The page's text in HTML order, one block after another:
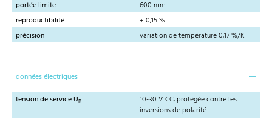
portée limite
600 mm
reproductibilité
± 0,15 %
précision
variation de température 0,17 %/K
données électriques
tension de service UB
10-30 V CC, protégée contre les
inversions de polarité